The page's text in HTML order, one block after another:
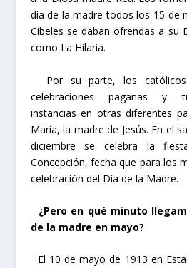
día de la madre todos los 15 de
Cibeles se daban ofrendas a su
como La Hilaria.
Por su parte, los católicos
celebraciones paganas y
instancias en otras diferentes
María, la madre de Jesús. En el
diciembre se celebra la
Concepción, fecha que para los
celebración del Día de la Madre.
¿Pero en qué minuto
de la madre en mayo?
El 10 de mayo de 1913 en